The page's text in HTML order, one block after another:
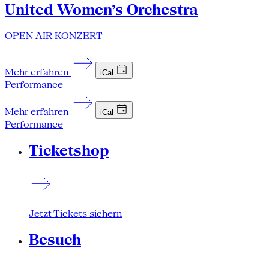
United Women’s Orchestra
OPEN AIR KONZERT
Mehr erfahren iCal
Performance
Mehr erfahren iCal
Performance
Ticketshop
Jetzt Tickets sichern
Besuch